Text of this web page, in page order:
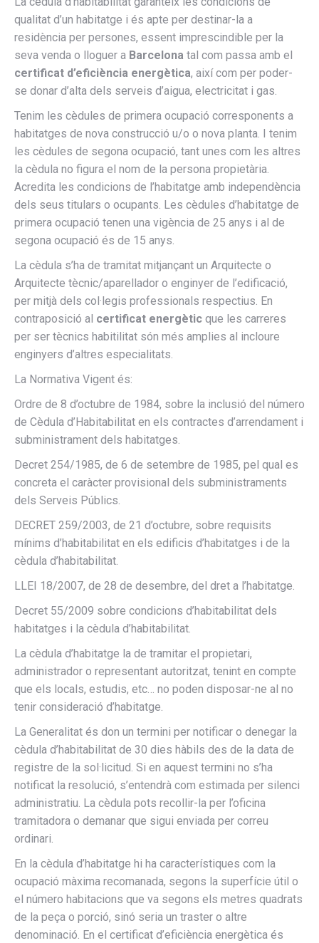
qualitat d’un habitatge i és apte per destinar-la a
residència per persones, essent imprescindible per la
seva venda o lloguer a Barcelona tal com passa amb el
certificat d’eficiència energètica, així com per poder-
se donar d’alta dels serveis d’aigua, electricitat i gas.
Tenim les cèdules de primera ocupació corresponents a
habitatges de nova construcció u/o o nova planta. I tenim
les cèdules de segona ocupació, tant unes com les altres
la cèdula no figura el nom de la persona propietària.
Acredita les condicions de l’habitatge amb independència
dels seus titulars o ocupants. Les cèdules d’habitatge de
primera ocupació tenen una vigència de 25 anys i al de
segona ocupació és de 15 anys.
La cèdula s’ha de tramitat mitjançant un Arquitecte o
Arquitecte tècnic/aparellador o enginyer de l’edificació,
per mitjà dels col·legis professionals respectius. En
contraposició al certificat energètic que les carreres
per ser tècnics habitilitat són més amplies al incloure
enginyers d’altres especialitats.
La Normativa Vigent és:
Ordre de 8 d’octubre de 1984, sobre la inclusió del número
de Cèdula d’Habitabilitat en els contractes d’arrendament i
subministrament dels habitatges.
Decret 254/1985, de 6 de setembre de 1985, pel qual es
concreta el caràcter provisional dels subministraments
dels Serveis Públics.
DECRET 259/2003, de 21 d’octubre, sobre requisits
mínims d’habitabilitat en els edificis d’habitatges i de la
cèdula d’habitabilitat.
LLEI 18/2007, de 28 de desembre, del dret a l’habitatge.
Decret 55/2009 sobre condicions d’habitabilitat dels
habitatges i la cèdula d’habitabilitat.
La cèdula d’habitatge la de tramitar el propietari,
administrador o representant autoritzat, tenint en compte
que els locals, estudis, etc… no poden disposar-ne al no
tenir consideració d’habitatge.
La Generalitat és don un termini per notificar o denegar la
cèdula d’habitabilitat de 30 dies hàbils des de la data de
registre de la sol·licitud. Si en aquest termini no s’ha
notificat la resolució, s’entendrà com estimada per silenci
administratiu. La cèdula pots recollir-la per l’oficina
tramitadora o demanar que sigui enviada per correu
ordinari.
En la cèdula d’habitatge hi ha característiques com la
ocupació màxima recomanada, segons la superfície útil o
el número habitacions que va segons els metres quadrats
de la peça o porció, sinó seria un traster o altre
denominació. En el certificat d’eficiència energètica és